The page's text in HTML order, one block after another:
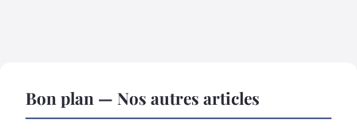
Bon plan — Nos autres articles